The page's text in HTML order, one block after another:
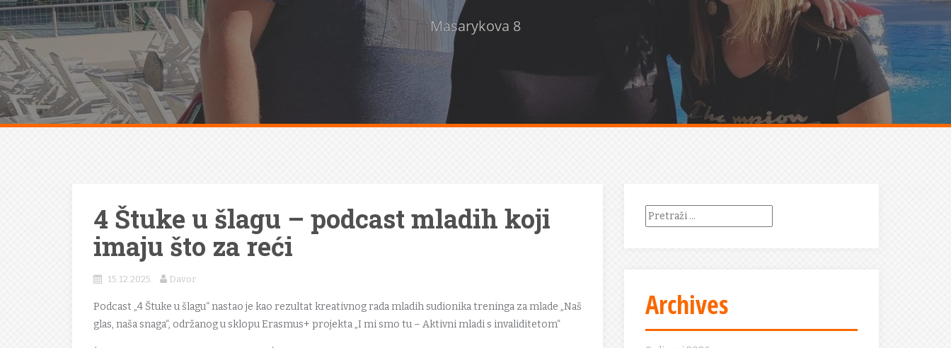
Masarykova 8
4 Štuke u šlagu – podcast mladih koji
imaju što za reći
15.12.2025. Davor
Podcast „4 Štuke u šlagu“ nastao je kao rezultat kreativnog rada mladih sudionika treninga za mlade „Naš
glas, naša snaga“, održanog u sklopu Erasmus+ projekta „I mi smo tu – Aktivni mladi s invaliditetom“
Pretraži:
Archives